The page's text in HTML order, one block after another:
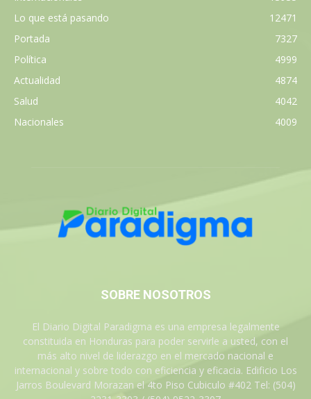
Lo que está pasando
12471
Portada
7327
Política
4999
Actualidad
4874
Salud
4042
Nacionales
4009
SOBRE NOSOTROS
El Diario Digital Paradigma es una empresa legalmente
constituida en Honduras para poder servirle a usted, con el
más alto nivel de liderazgo en el mercado nacional e
internacional y sobre todo con eficiencia y eficacia. Edificio Los
Jarros Boulevard Morazan el 4to Piso Cubiculo #402 Tel: (504)